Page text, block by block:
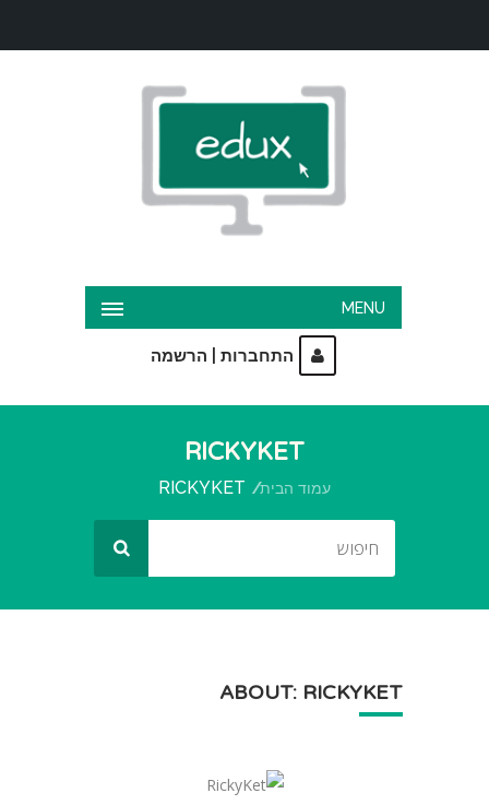
MENU
התחברות הרשמה
RICKYKET
עמוד הבית RICKYKET
ABOUT: RICKYKET